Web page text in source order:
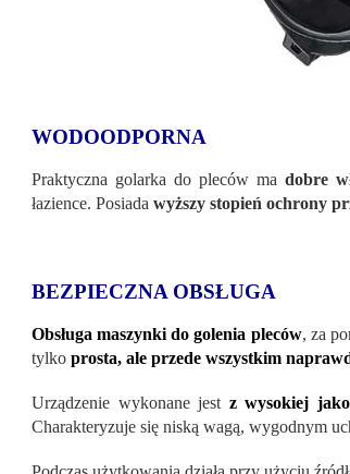
WODOODPORNA
Praktyczna golarka do pleców ma dobre
łazience. Posiada wyższy stopień ochrony
BEZPIECZNA OBSŁUGA
Obsługa maszynki do golenia pleców, za
tylko prosta, ale przede wszystkim
Urządzenie wykonane jest z wysokiej
Charakteryzuje się niską wagą, wygodnym